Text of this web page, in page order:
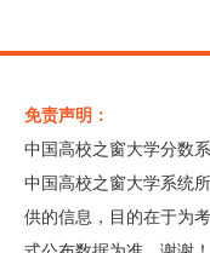
免责声明：
中国高校之窗大学分数
中国高校之窗大学系统
供的信息，目的在于为